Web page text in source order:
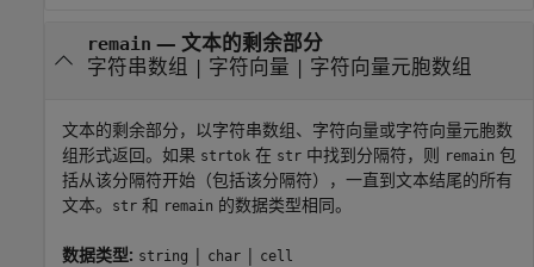
remain — 文本的剩余部分
字符串数组 | 字符向量 | 字符向量元胞数组
文本的剩余部分，以字符串数组、字符向量或字符向量元胞数
组形式返回。如果 strtok 在 str 中找到分隔符，则 remain 包
括从该分隔符开始（包括该分隔符），一直到文本结尾的所有
文本。
str 和 remain 的数据类型相同。
数据类型: string | char | cell